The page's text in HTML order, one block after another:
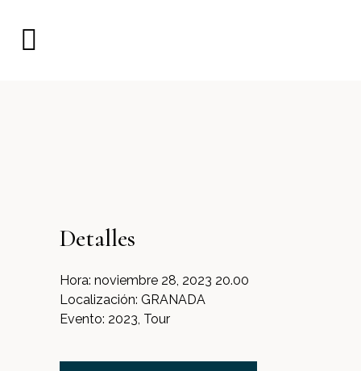
Detalles
Hora: noviembre 28, 2023 20.00
Localización: GRANADA
Evento: 2023, Tour